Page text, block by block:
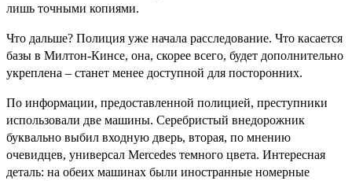
лишь точными копиями.
Что дальше? Полиция уже начала расследование. Что касается
базы в Милтон-Кинсе, она, скорее всего, будет дополнительно
укреплена – станет менее доступной для посторонних.
По информации, предоставленной полицией, преступники
использовали две машины. Серебристый внедорожник
буквально выбил входную дверь, вторая, по мнению
очевидцев, универсал Mercedes темного цвета. Интересная
деталь: на обеих машинах были иностранные номерные